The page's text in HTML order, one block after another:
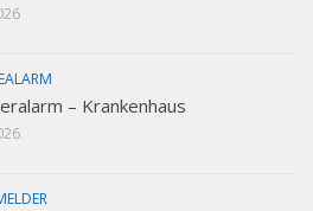
– Krankenhaus